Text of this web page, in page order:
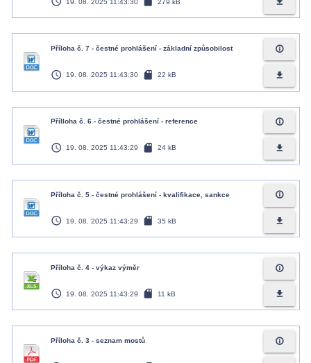
19. 08. 2025 11:43:30 279 kB file_download
Příloha č. 7 - čestné prohlášení - základní způsobilost
access_time 19. 08. 2025 11:43:30 sd_card 22 kB
info_outline
file_download
Přílloha č. 6 - čestné prohlášení - reference
access_time 19. 08. 2025 11:43:29 sd_card 24 kB
info_outline
file_download
Příloha č. 5 - čestné prohlášení - kvalifikace, sankce
access_time 19. 08. 2025 11:43:29 sd_card 35 kB
info_outline
file_download
Příloha č. 4 - výkaz výměr
access_time 19. 08. 2025 11:43:29 sd_card 11 kB
info_outline
file_download
Příloha č. 3 - seznam mostů info_outline